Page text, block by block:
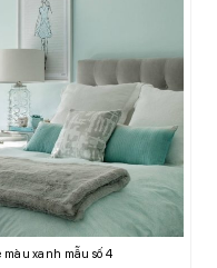
xanh mẫu số 4